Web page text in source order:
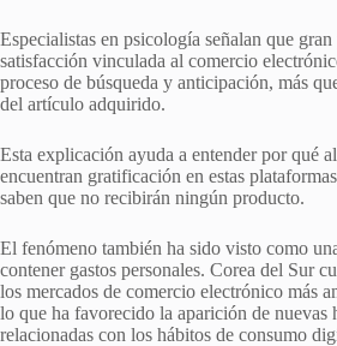
Especialistas en psicología señalan que gran
satisfacción vinculada al comercio
proceso de búsqueda y anticipación, más
del artículo adquirido.
Esta explicación ayuda a entender por qué
encuentran gratificación en estas
saben que no recibirán ningún producto.
El fenómeno también ha sido visto como
contener gastos personales. Corea del Sur
los mercados de comercio electrónico más
lo que ha favorecido la aparición de nuevas
relacionadas con los hábitos de consumo